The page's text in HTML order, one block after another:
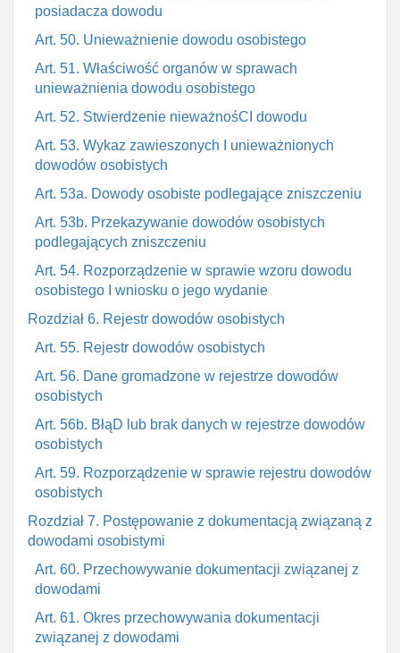
posiadacza dowodu
Art. 50. Unieważnienie dowodu osobistego
Art. 51. Właściwość organów w sprawach
unieważnienia dowodu osobistego
Art. 52. Stwierdzenie nieważnośCI dowodu
Art. 53. Wykaz zawieszonych I unieważnionych
dowodów osobistych
Art. 53a. Dowody osobiste podlegające zniszczeniu
Art. 53b. Przekazywanie dowodów osobistych
podlegających zniszczeniu
Art. 54. Rozporządzenie w sprawie wzoru dowodu
osobistego I wniosku o jego wydanie
Rozdział 6. Rejestr dowodów osobistych
Art. 55. Rejestr dowodów osobistych
Art. 56. Dane gromadzone w rejestrze dowodów
osobistych
Art. 56b. BłąD lub brak danych w rejestrze dowodów
osobistych
Art. 59. Rozporządzenie w sprawie rejestru dowodów
osobistych
Rozdział 7. Postępowanie z dokumentacją związaną z
dowodami osobistymi
Art. 60. Przechowywanie dokumentacji związanej z
dowodami
Art. 61. Okres przechowywania dokumentacji
związanej z dowodami